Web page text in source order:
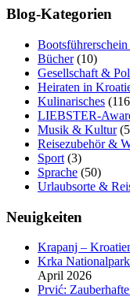
Blog-Kategorien
Bücher(10)
Gesellschaft &
Heiraten in
Kulinarisches
LIEBSTER-
Musik & Kultur
Reisezubehör &
Sport (3)
Sprache (50)
Urlaubsorte &
Neuigkeiten
Krapanj –
Krka
April 2026
Prvić: